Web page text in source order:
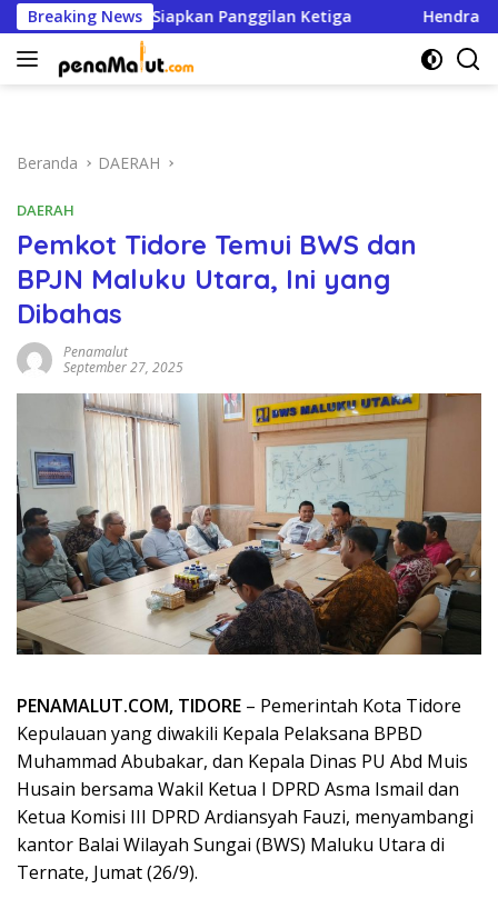
Langsung
ke
konten
Breaking News
Halsel Siapkan Panggilan Ketiga Hendra Kasim:
Beranda DAERAH
DAERAH
Pemkot Tidore Temui BWS dan
BPJN Maluku Utara, Ini yang
Dibahas
Penamalut
September 27, 2025
PENAMALUT.COM, TIDORE – Pemerintah Kota Tidore
Kepulauan yang diwakili Kepala Pelaksana BPBD
Muhammad Abubakar, dan Kepala Dinas PU Abd Muis
Husain bersama Wakil Ketua I DPRD Asma Ismail dan
Ketua Komisi III DPRD Ardiansyah Fauzi, menyambangi
kantor Balai Wilayah Sungai (BWS) Maluku Utara di
Ternate, Jumat (26/9).